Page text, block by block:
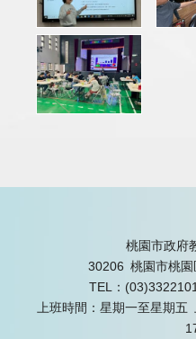
桃園市政府
30206 桃園市桃
TEL：(03)3322101
上班時間：星期一至星期